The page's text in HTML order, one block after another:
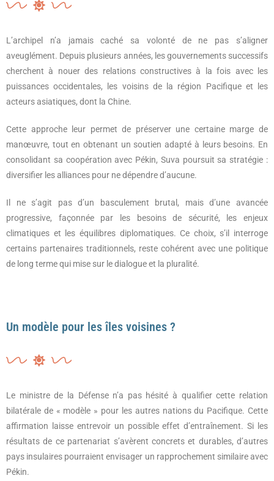
L’archipel n’a jamais caché sa volonté de ne pas s’aligner
aveuglément. Depuis plusieurs années, les gouvernements successifs
cherchent à nouer des relations constructives à la fois avec les
puissances occidentales, les voisins de la région Pacifique et les
acteurs asiatiques, dont la Chine.
Cette approche leur permet de préserver une certaine marge de
manœuvre, tout en obtenant un soutien adapté à leurs besoins. En
consolidant sa coopération avec Pékin, Suva poursuit sa stratégie :
diversifier les alliances pour ne dépendre d’aucune.
Il ne s’agit pas d’un basculement brutal, mais d’une avancée
progressive, façonnée par les besoins de sécurité, les enjeux
climatiques et les équilibres diplomatiques. Ce choix, s’il interroge
certains partenaires traditionnels, reste cohérent avec une politique
de long terme qui mise sur le dialogue et la pluralité.
Un modèle pour les îles voisines ?
Le ministre de la Défense n’a pas hésité à qualifier cette relation
bilatérale de « modèle » pour les autres nations du Pacifique. Cette
affirmation laisse entrevoir un possible effet d’entraînement. Si les
résultats de ce partenariat s’avèrent concrets et durables, d’autres
pays insulaires pourraient envisager un rapprochement similaire avec
Pékin.